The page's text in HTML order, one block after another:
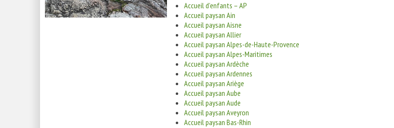
Accueil d’enfants – AP
Accueil paysan Ain
Accueil paysan Aisne
Accueil paysan Allier
Accueil paysan Alpes-de-Haute-Provence
Accueil paysan Alpes-Maritimes
Accueil paysan Ardèche
Accueil paysan Ardennes
Accueil paysan Ariège
Accueil paysan Aube
Accueil paysan Aude
Accueil paysan Aveyron
Accueil paysan Bas-Rhin